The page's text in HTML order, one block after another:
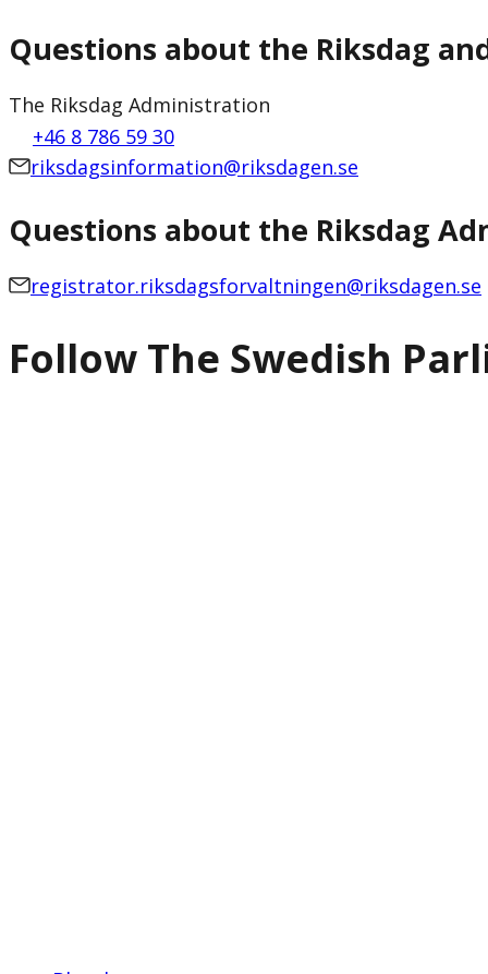
Questions about the Riksdag
The Riksdag Administration
+46 8 786 59 30
riksdagsinformation@riksdagen.se
Questions about the Riksdag
registrator.riksdagsforvaltningen@riksdagen.se
Follow The Swedish